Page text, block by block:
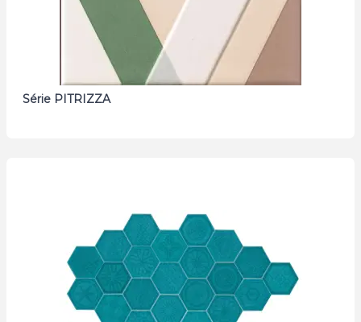
Série PITRIZZA